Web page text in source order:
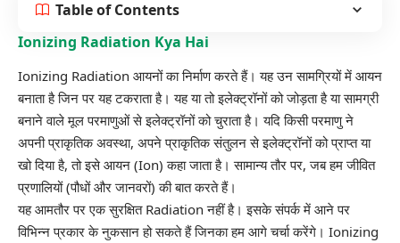
Table of Contents
Ionizing Radiation Kya Hai
Ionizing Radiation आयनों का निर्माण करते हैं। यह उन सामग्रियों में आयन
बनाता है जिन पर यह टकराता है। यह या तो इलेक्ट्रॉनों को जोड़ता है या सामग्री
बनाने वाले मूल परमाणुओं से इलेक्ट्रॉनों को चुराता है। यदि किसी परमाणु ने
अपनी प्राकृतिक अवस्था, अपने प्राकृतिक संतुलन से इलेक्ट्रॉनों को प्राप्त या
खो दिया है, तो इसे आयन (Ion) कहा जाता है। सामान्य तौर पर, जब हम जीवित
प्रणालियों (पौधों और जानवरों) की बात करते हैं।
यह आमतौर पर एक सुरक्षित Radiation नहीं है। इसके संपर्क में आने पर
विभिन्न प्रकार के नुकसान हो सकते हैं जिनका हम आगे चर्चा करेंगे। Ionizing